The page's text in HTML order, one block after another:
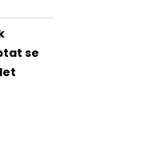
se